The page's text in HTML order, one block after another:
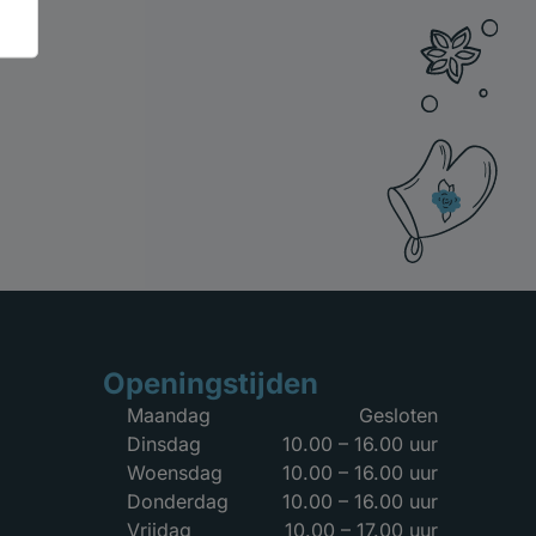
Openingstijden
Maandag
Gesloten
Dinsdag
10.00 – 16.00 uur
Woensdag
10.00 – 16.00 uur
Donderdag
10.00 – 16.00 uur
Vrijdag
10.00 – 17.00 uur